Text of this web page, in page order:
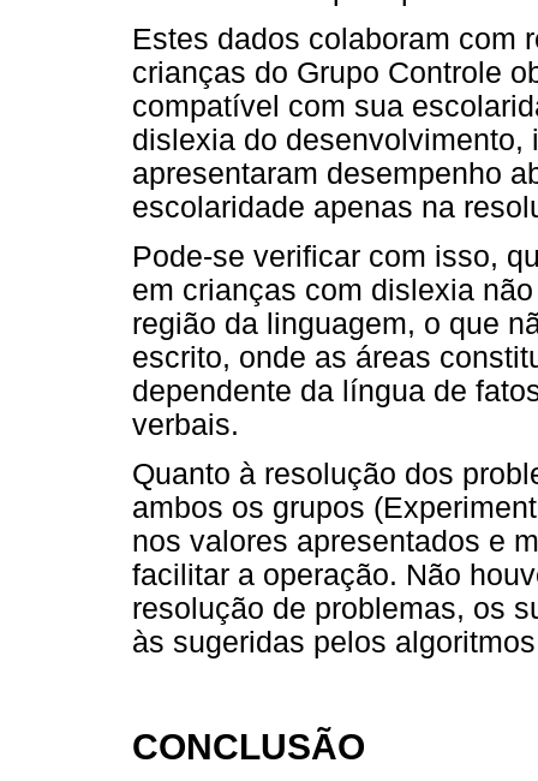
Estes dados colaboram com
crianças do Grupo Controle
compatível com sua
dislexia do desenvolvimento,
apresentaram desempenho
escolaridade apenas na
Pode-se verificar com isso,
em crianças com dislexia
região da linguagem, o que
escrito, onde as áreas
dependente da língua de
verbais.
Quanto à resolução dos
ambos os grupos
nos valores apresentados e
facilitar a operação. Não
resolução de problemas, os
às sugeridas pelos
CONCLUSÃO